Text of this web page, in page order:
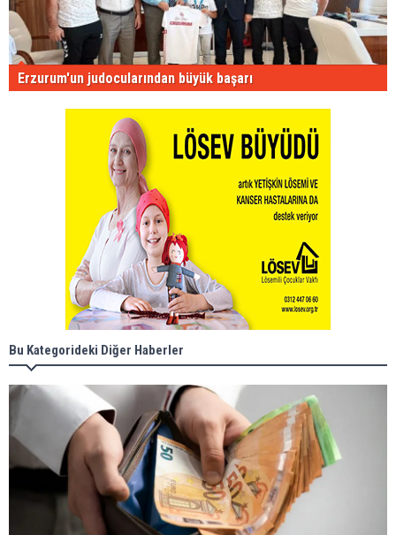
Erzurum'un judocularından büyük başarı
Bu Kategorideki Diğer Haberler